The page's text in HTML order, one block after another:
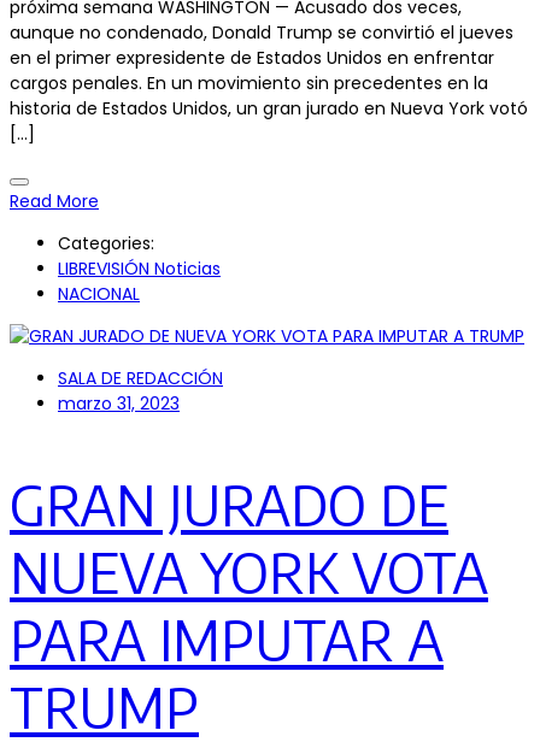
próxima semana WASHINGTON — Acusado dos veces,
aunque no condenado, Donald Trump se convirtió el jueves
en el primer expresidente de Estados Unidos en enfrentar
cargos penales. En un movimiento sin precedentes en la
historia de Estados Unidos, un gran jurado en Nueva York votó
[…]
Read More
Categories:
LIBREVISIÓN Noticias
NACIONAL
SALA DE REDACCIÓN
marzo 31, 2023
GRAN JURADO DE
NUEVA YORK VOTA
PARA IMPUTAR A
TRUMP